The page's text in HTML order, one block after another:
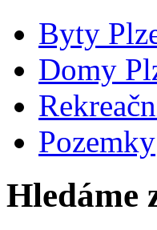
Byty
Domy
Pozemky
Hledáme